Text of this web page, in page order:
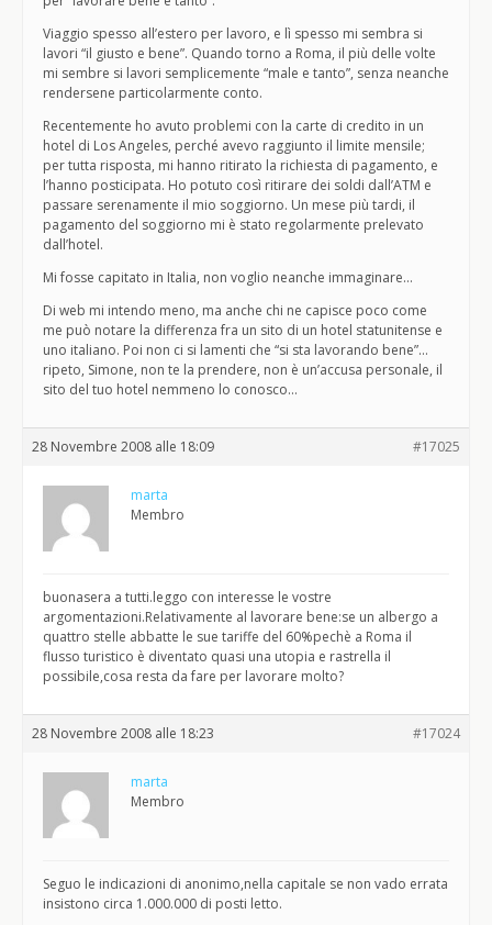
Viaggio spesso all’estero per lavoro, e lì spesso mi sembra si
lavori “il giusto e bene”. Quando torno a Roma, il più delle volte
mi sembre si lavori semplicemente “male e tanto”, senza neanche
rendersene particolarmente conto.
Recentemente ho avuto problemi con la carte di credito in un
hotel di Los Angeles, perché avevo raggiunto il limite mensile;
per tutta risposta, mi hanno ritirato la richiesta di pagamento, e
l’hanno posticipata. Ho potuto così ritirare dei soldi dall’ATM e
passare serenamente il mio soggiorno. Un mese più tardi, il
pagamento del soggiorno mi è stato regolarmente prelevato
dall’hotel.
Mi fosse capitato in Italia, non voglio neanche immaginare…
Di web mi intendo meno, ma anche chi ne capisce poco come
me può notare la differenza fra un sito di un hotel statunitense e
uno italiano. Poi non ci si lamenti che “si sta lavorando bene”…
ripeto, Simone, non te la prendere, non è un’accusa personale, il
sito del tuo hotel nemmeno lo conosco…
28 Novembre 2008 alle 18:09 #17025
marta
Membro
buonasera a tutti.leggo con interesse le vostre
argomentazioni.Relativamente al lavorare bene:se un albergo a
quattro stelle abbatte le sue tariffe del 60%pechè a Roma il
flusso turistico è diventato quasi una utopia e rastrella il
possibile,cosa resta da fare per lavorare molto?
28 Novembre 2008 alle 18:23 #17024
marta
Membro
Seguo le indicazioni di anonimo,nella capitale se non vado errata
insistono circa 1.000.000 di posti letto.